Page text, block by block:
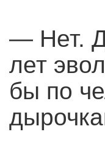
— Нет.
лет
бы по